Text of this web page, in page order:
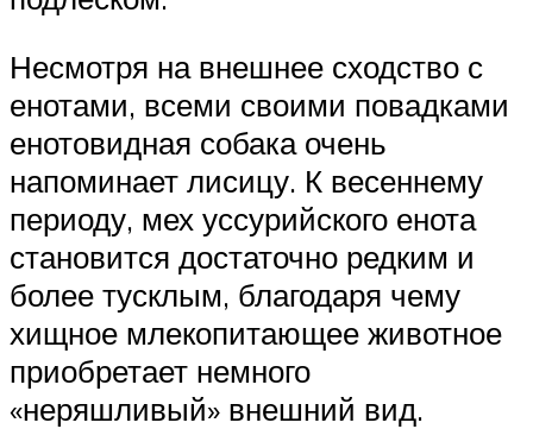
Несмотря на внешнее сходство с
енотами, всеми своими повадками
енотовидная собака очень
напоминает лисицу. К весеннему
периоду, мех уссурийского енота
становится достаточно редким и
более тусклым, благодаря чему
хищное млекопитающее животное
приобретает немного
«неряшливый» внешний вид.